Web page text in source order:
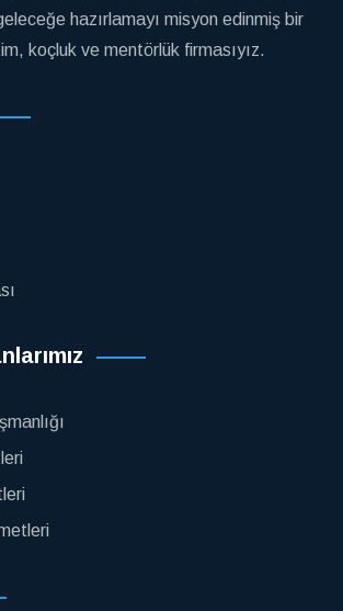
hazırlamayı misyon edinmiş bir
koçluk ve mentörlük firmasıyız.